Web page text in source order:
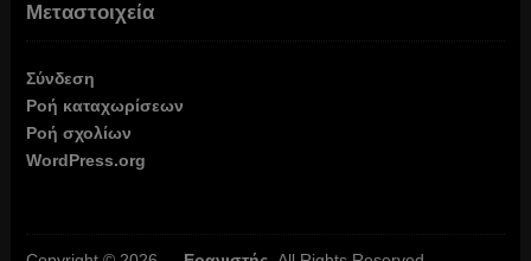
Μεταστοιχεία
Σύνδεση
Ροή καταχωρίσεων
Ροή σχολίων
WordPress.org